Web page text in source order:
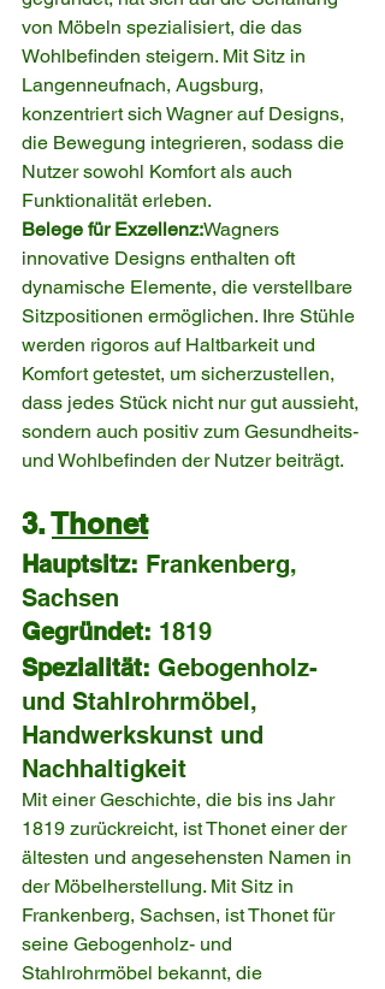
von Möbeln spezialisiert, die das
Wohlbefinden steigern. Mit Sitz in
Langenneufnach, Augsburg,
konzentriert sich Wagner auf Designs,
die Bewegung integrieren, sodass die
Nutzer sowohl Komfort als auch
Funktionalität erleben.
Belege für Exzellenz:Wagners
innovative Designs enthalten oft
dynamische Elemente, die verstellbare
Sitzpositionen ermöglichen. Ihre Stühle
werden rigoros auf Haltbarkeit und
Komfort getestet, um sicherzustellen,
dass jedes Stück nicht nur gut aussieht,
sondern auch positiv zum Gesundheits-
und Wohlbefinden der Nutzer beiträgt.
3. Thonet
Hauptsitz: Frankenberg,
Sachsen
Gegründet: 1819
Spezialität: Gebogenholz-
und Stahlrohrmöbel,
Handwerkskunst und
Nachhaltigkeit
Mit einer Geschichte, die bis ins Jahr
1819 zurückreicht, ist Thonet einer der
ältesten und angesehensten Namen in
der Möbelherstellung. Mit Sitz in
Frankenberg, Sachsen, ist Thonet für
seine Gebogenholz- und
Stahlrohrmöbel bekannt, die